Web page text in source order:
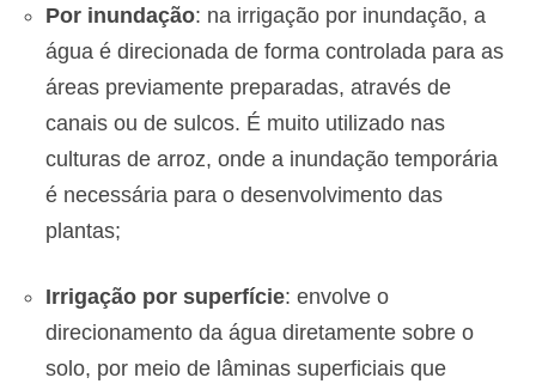
Por inundação: na irrigação por inundação, a
água é direcionada de forma controlada para as
áreas previamente preparadas, através de
canais ou de sulcos. É muito utilizado nas
culturas de arroz, onde a inundação temporária
é necessária para o desenvolvimento das
plantas;
Irrigação por superfície: envolve o
direcionamento da água diretamente sobre o
solo, por meio de lâminas superficiais que